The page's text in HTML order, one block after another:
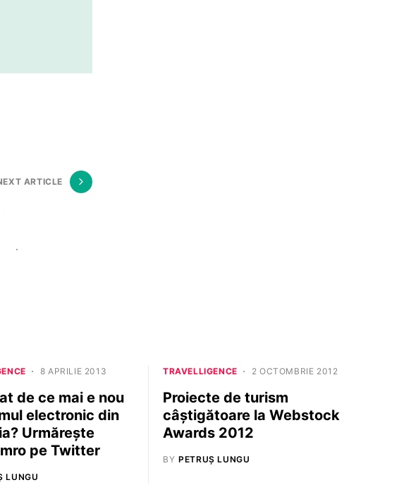
ARTICLE
8 APRILIE 2013
de ce mai e nou
electronic din
Urmăreşte
pe Twitter
LUNGU
TRAVELLIGENCE 2 OCTOMBRIE 2012
Proiecte de turism
câştigătoare la Webstock
Awards 2012
BY PETRUȘ LUNGU